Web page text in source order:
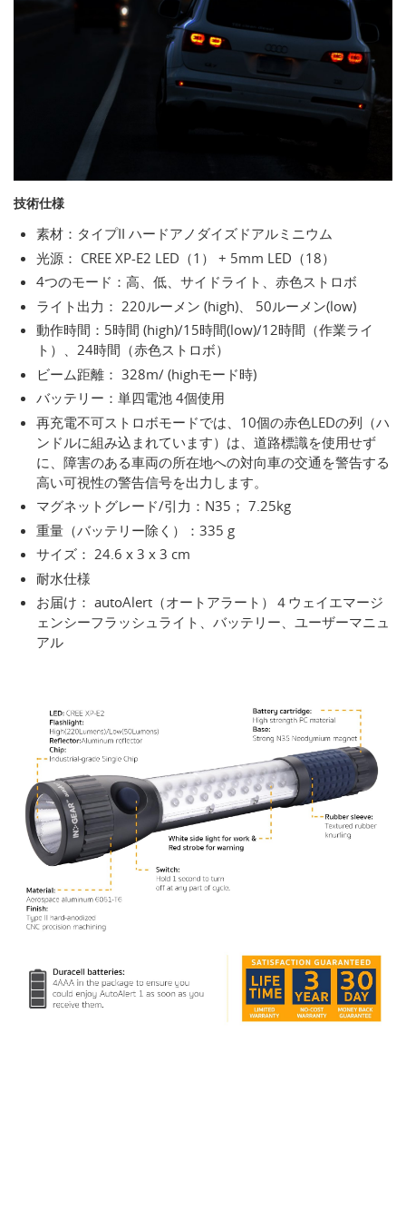
技術仕様
素材：タイプII ハードアノダイズドアルミニウム
光源： CREE XP-E2 LED（1） + 5mm LED（18）
4つのモード：高、低、サイドライト、赤色ストロボ
ライト出力： 220ルーメン (high)、 50ルーメン(low)
動作時間：5時間 (high)/15時間(low)/12時間（作業ライ
ト）、24時間（赤色ストロボ）
ビーム距離： 328m/ (highモード時)
バッテリー：単四電池 4個使用
再充電不可ストロボモードでは、10個の赤色LEDの列（ハ
ンドルに組み込まれています）は、道路標識を使用せず
に、障害のある車両の所在地への対向車の交通を警告する
高い可視性の警告信号を出力します。
マグネットグレード/引力：N35； 7.25kg
重量（バッテリー除く）：335 g
サイズ： 24.6 x 3 x 3 cm
耐水仕様
お届け： autoAlert（オートアラート）４ウェイエマージ
ェンシーフラッシュライト、バッテリー、ユーザーマニュ
アル